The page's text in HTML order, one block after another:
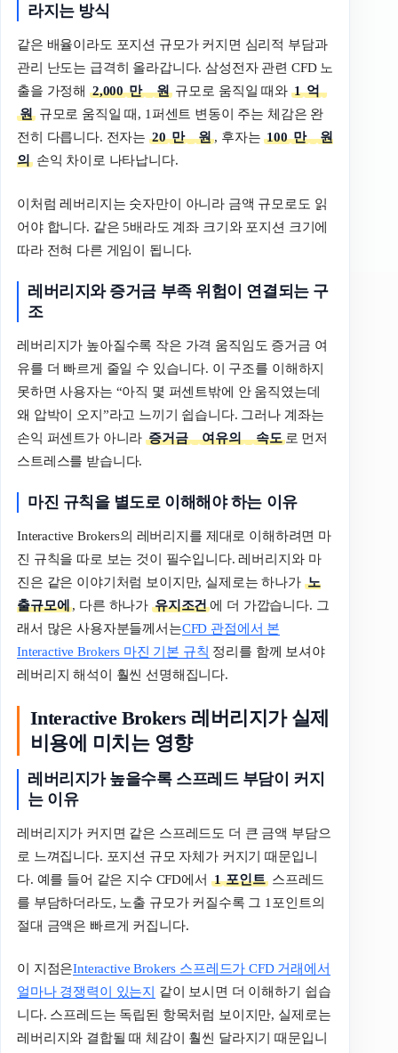
라지는 방식
같은 배율이라도 포지션 규모가 커지면 심리적 부담과
관리 난도는 급격히 올라갑니다. 삼성전자 관련 CFD 노
출을 가정해
2,000 만 원규모로 움직일 때와 1 억
원규모로 움직일 때, 1퍼센트 변동이 주는 체감은 완
전히 다릅니다. 전자는 20 만 원 , 후자는100 만
원
의손익 차이로 나타납니다.
이처럼 레버리지는 숫자만이 아니라 금액 규모로도 읽
어야 합니다. 같은 5배라도 계좌 크기와 포지션 크기에
따라 전혀 다른 게임이 됩니다.
레버리지와 증거금 부족 위험이 연결되는 구
조
레버리지가 높아질수록 작은 가격 움직임도 증거금 여
유를 더 빠르게 줄일 수 있습니다. 이 구조를 이해하지
못하면 사용자는 “아직 몇 퍼센트밖에 안 움직였는데
왜 압박이 오지”라고 느끼기 쉽습니다. 그러나 계좌는
손익 퍼센트가 아니라증거금 여유의 속도로 먼저
스트레스를 받습니다.
마진 규칙을 별도로 이해해야 하는 이유
Interactive Brokers의 레버리지를 제대로 이해하려면 마
진 규칙을 따로 보는 것이 필수입니다. 레버리지와 마
진은 같은 이야기처럼 보이지만, 실제로는 하나가 노
출규모에 , 다른 하나가 유지조건에 더 가깝습니다. 그
래서 많은 사용자분들께서는CFD 관점에서 본
Interactive Brokers 마진 기본 규칙 정리를 함께 보셔야
레버리지 해석이 훨씬 선명해집니다.
Interactive Brokers 레버리지가 실제
비용에 미치는 영향
레버리지가 높을수록 스프레드 부담이 커지
는 이유
레버리지가 커지면 같은 스프레드도 더 큰 금액 부담으
로 느껴집니다. 포지션 규모 자체가 커지기 때문입니
다. 예를 들어 같은 지수 CFD에서
1 포인트 스프레드
를 부담하더라도, 노출 규모가 커질수록 그 1포인트의
절대 금액은 빠르게 커집니다.
이 지점은Interactive Brokers 스프레드가 CFD 거래에서
얼마나 경쟁력이 있는지
같이 보시면 더 이해하기 쉽습
니다. 스프레드는 독립된 항목처럼 보이지만, 실제로는
레버리지와 결합될 때 체감이 훨씬 달라지기 때문입니